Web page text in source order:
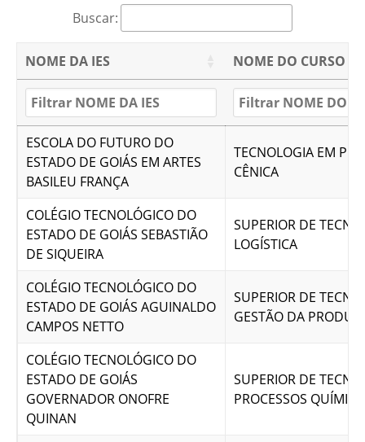
Buscar:
NOME DA IES NOME DO CURSO
ESCOLA DO FUTURO DO
ESTADO DE GOIÁS EM ARTES
BASILEU FRANÇA
TECNOLOGIA EM
CÊNICA
COLÉGIO TECNOLÓGICO DO
ESTADO DE GOIÁS SEBASTIÃO
DE SIQUEIRA
SUPERIOR DE
LOGÍSTICA
COLÉGIO TECNOLÓGICO DO
ESTADO DE GOIÁS AGUINALDO
CAMPOS NETTO
SUPERIOR DE
GESTÃO DA
COLÉGIO TECNOLÓGICO DO
ESTADO DE GOIÁS
GOVERNADOR ONOFRE
QUINAN
SUPERIOR DE
PROCESSOS